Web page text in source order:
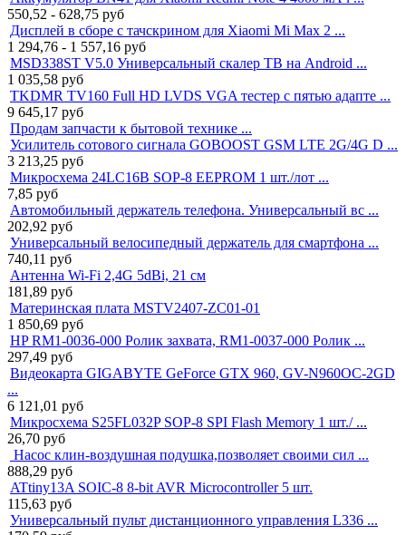
550,52 - 628,75 руб
Дисплей в сборе с тачскрином для Xiaomi Mi Max 2 ...
1 294,76 - 1 557,16 руб
MSD338ST V5.0 Универсальный скалер ТВ на Android ...
1 035,58 руб
TKDMR TV160 Full HD LVDS VGA тестер с пятью адапте ...
9 645,17 руб
Продам запчасти к бытовой технике ...
Усилитель сотового сигнала GOBOOST GSM LTE 2G/4G D ...
3 213,25 руб
Микросхема 24LC16B SOP-8 EEPROM 1 шт./лот ...
7,85 руб
Автомобильный держатель телефона. Универсальный вс ...
202,92 руб
Универсальный велосипедный держатель для смартфона ...
740,11 руб
Антенна Wi-Fi 2,4G 5dBi, 21 см
181,89 руб
Материнская плата MSTV2407-ZC01-01
1 850,69 руб
HP RM1-0036-000 Ролик захвата, RM1-0037-000 Ролик ...
297,49 руб
Видеокарта GIGABYTE GeForce GTX 960, GV-N960OC-2GD
...
6 121,01 руб
Микросхема S25FL032P SOP-8 SPI Flash Memory 1 шт./ ...
26,70 руб
Насос клин-воздушная подушка,позволяет своими сил ...
888,29 руб
ATtiny13A SOIC-8 8-bit AVR Microcontroller 5 шт.
115,63 руб
Универсальный пульт дистанционного управления L336 ...